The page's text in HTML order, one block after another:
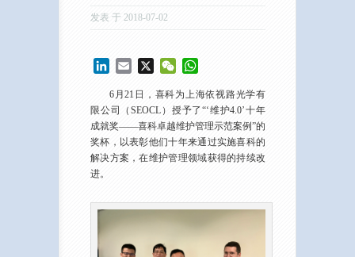
发表 于 2018-07-02
LinkedIn
Email X WeChat
6月21日，喜科为上海依视路光学有
限公司（SEOCL）授予了“‘维护4.0’十年
成就奖——喜科卓越维护管理示范案例”的
奖杯，以表彰他们十年来通过实施喜科的
解决方案，在维护管理领域获得的持续改
进。